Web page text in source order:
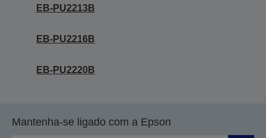
EB-PU2213B
EB-PU2216B
EB-PU2220B
Mantenha-se ligado com a Epson